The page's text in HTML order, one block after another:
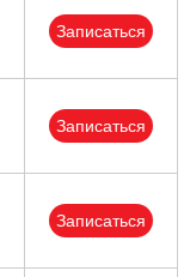
Записаться
Записаться
Записаться